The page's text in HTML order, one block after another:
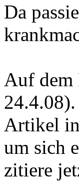
Da
Auf dem
Artikel
um sich
zitiere